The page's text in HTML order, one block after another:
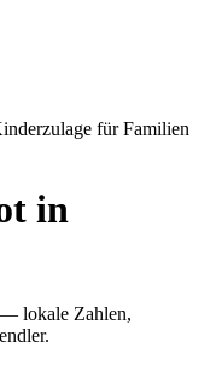
in
lokale Zahlen,